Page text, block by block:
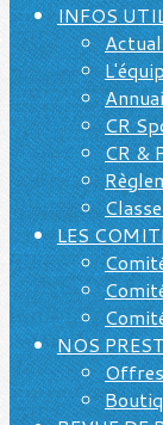
INFOS
CR
CR &
LES
NOS
Offres